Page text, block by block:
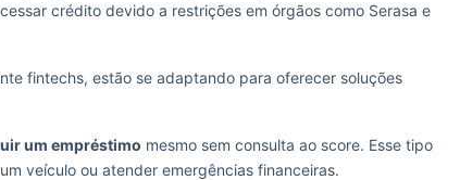
crédito devido a restrições em órgãos como Serasa e
fintechs, estão se adaptando para oferecer soluções
um empréstimo mesmo sem consulta ao score. Esse tipo
veículo ou atender emergências financeiras.